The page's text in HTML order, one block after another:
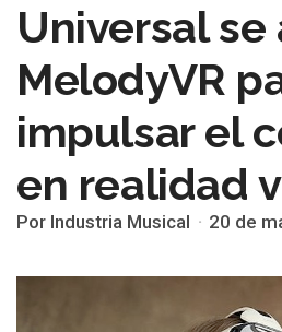
Universal se
MelodyVR
impulsar el
en realidad
Por Industria Musical 20 de